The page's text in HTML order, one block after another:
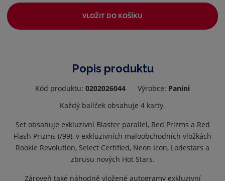
VLOŽIT DO KOŠÍKU
Popis produktu
Kód produktu: 0202026044 Výrobce: Panini
Každý balíček obsahuje 4 karty.
Set obsahuje exkluzivní Blaster parallel, Red Prizms a Red
Flash Prizms (/99), v exkluzivních maloobchodních vložkách
Rookie Revolution, Select Certified, Neon Icon, Lodestars a
zbrusu nových Hot Stars.
Zároveň také náhodně vložené autogramy exkluzivní